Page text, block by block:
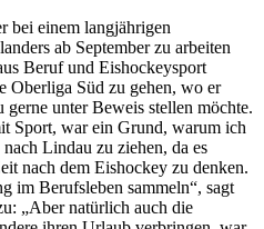
bei einem langjährigen
ab September zu arbeiten
Beruf und Eishockeysport
Oberliga Süd zu gehen, wo er
unter Beweis stellen möchte.
Sport, war ein Grund, warum ich
Lindau zu ziehen, da es
nach dem Eishockey zu denken.
im Berufsleben sammeln“, sagt
„Aber natürlich auch die